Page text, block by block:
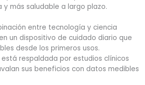
y más saludable a largo plazo.
entre tecnología y ciencia
en un dispositivo de cuidado diario que
desde los primeros usos.
respaldada por estudios clínicos
sus beneficios con datos medibles